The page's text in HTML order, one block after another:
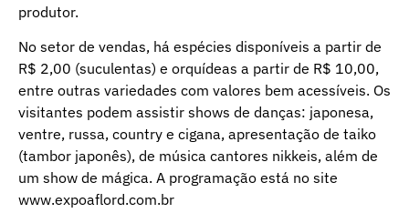
produtor.
No setor de vendas, há espécies disponíveis a partir de
R$ 2,00 (suculentas) e orquídeas a partir de R$ 10,00,
entre outras variedades com valores bem acessíveis. Os
visitantes podem assistir shows de danças: japonesa,
ventre, russa, country e cigana, apresentação de taiko
(tambor japonês), de música cantores nikkeis, além de
um show de mágica. A programação está no site
www.expoaflord.com.br